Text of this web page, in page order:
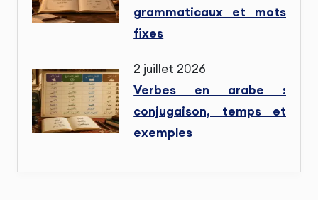
grammaticaux et mots
fixes
2 juillet 2026
Verbes en arabe :
conjugaison, temps et
exemples